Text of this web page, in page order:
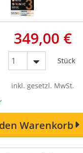
349,00 €
Stück
inkl. gesetzl. MwSt.
Warenkorb